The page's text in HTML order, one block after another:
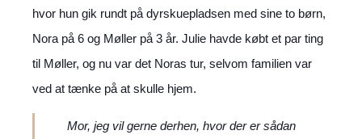
hvor hun gik rundt på dyrskuepladsen med sine to børn,
Nora på 6 og Møller på 3 år. Julie havde købt et par ting
til Møller, og nu var det Noras tur, selvom familien var
ved at tænke på at skulle hjem.
Mor, jeg vil gerne derhen, hvor der er sådan